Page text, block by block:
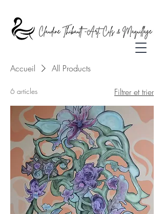
Accueil All Products
6 articles Filtrer et trier